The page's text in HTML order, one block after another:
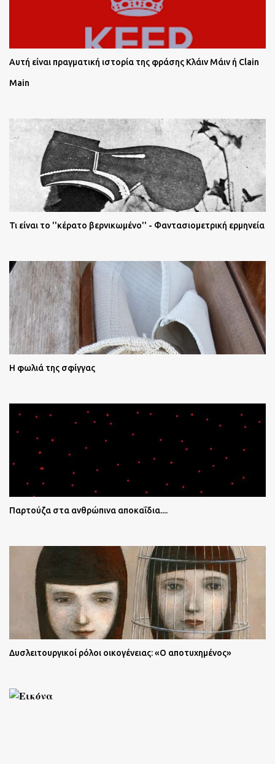
Αυτή είναι πραγματική ιστορία της φράσης Κλάιν Μάιν ή Clain
Main
Τι είναι το ''κέρατο βερνικωμένο'' - Φαντασιομετρική ερμηνεία
Η φωλιά της σφίγγας
Παρτούζα στα ανθρώπινα αποκαΐδια....
Δυσλειτουργικοί ρόλοι οικογένειας: «Ο αποτυχημένος»